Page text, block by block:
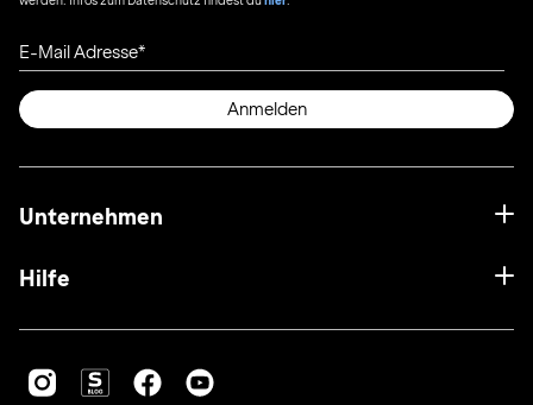
E-Mail Adresse
Anmelden
Unternehmen
Hilfe